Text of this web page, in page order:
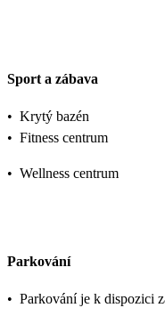
Sport a zábava
• Krytý bazén
• Fitness centrum
• Wellness centrum
Parkování
• Parkování je k dispozici